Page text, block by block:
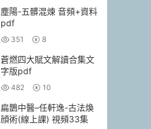
塵陽-五髒混煉 音頻+資料
pdf
351 8
蒼燃四大賦文解讀合集文
字版pdf
482 10
扁鵲中醫–任軒逸-古法煥
顔術(線上課) 視頻33集